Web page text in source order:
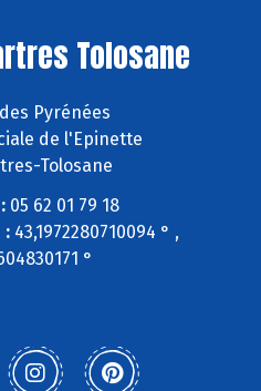
Tolosane
Pyrénées
de l'Epinette
Tolosane
05 62 01 79 18
:43,1972280710094 ° ,
°